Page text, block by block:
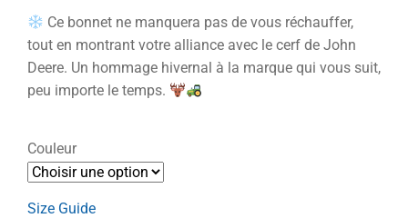
Ce bonnet ne manquera pas de vous réchauffer,
tout en montrant votre alliance avec le cerf de John
Deere. Un hommage hivernal à la marque qui vous suit,
peu importe le temps.
Couleur
Size Guide